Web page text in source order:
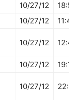
10/27/12
10/27/12
10/27/12
10/27/12
10/27/12